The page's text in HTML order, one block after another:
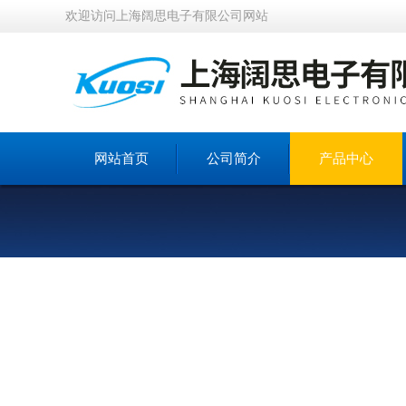
欢迎访问上海阔思电子有限公司网站
网站首页 公司简介 产品中心